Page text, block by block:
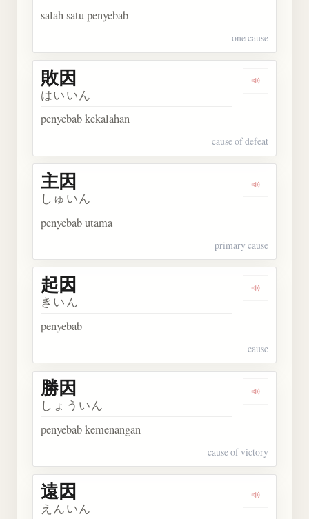
salah satu penyebab
one cause
Dengarkan
敗因
はいいん
penyebab kekalahan
cause of defeat
Dengarkan
主因
しゅいん
penyebab utama
primary cause
Dengarkan
起因
きいん
penyebab
cause
Dengarkan
勝因
しょういん
penyebab kemenangan
cause of victory
Dengarkan
遠因
えんいん